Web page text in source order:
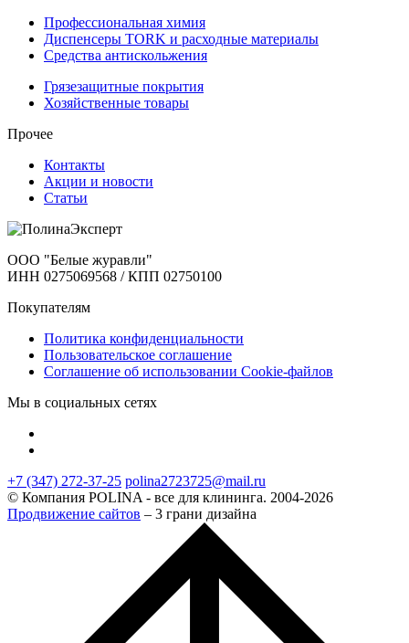
Профессиональная химия
Диспенсеры TORK и расходные материалы
Cредства антискольжения
Грязезащитные покрытия
Хозяйственные товары
Прочее
Контакты
Акции и новости
Статьи
ООО "Белые журавли"
ИНН 0275069568 / КПП 02750100
Покупателям
Политика конфиденциальности
Пользовательское соглашение
Соглашение об использовании Cookie-файлов
Мы в социальных сетях
+7 (347) 272-37-25 polina2723725@mail.ru
© Компания POLINA - все для клининга. 2004-2026
Продвижение сайтов – 3 грани дизайна